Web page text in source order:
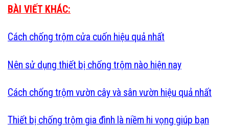
BÀI VIẾT KHÁC:
Cách chống trộm cửa cuốn hiệu quả nhất
Nên sử dụng thiết bị chống trộm nào hiện nay
Cách chống trộm vườn cây và sân vườn hiệu quả nhất
Thiết bị chống trộm gia đình là niềm hi vọng giúp bạn